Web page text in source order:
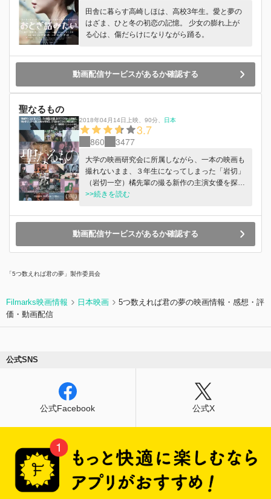
田舎に暮らす高崎しほは、高校3年生。愛と夢の
はざま、ひと冬の初恋の記憶。 少女の膨れ上が
る心は、傷だらけになりながら踊る。
動画配信サービスがあるか確認する
聖なるもの
2018年04月14日上映 90分 日本
3.7
860 3477
大学の映画研究会に所属しながら、一本の映画も
撮れないまま、３年生になってしまった「岩切」
（岩切一空）橘先輩の撮る新作の主演女優を探し
始めた彼はある日、舞先輩から４年に一度現れる
現れる、黒くて長い髪、大きな目透き通るような
白い肌を持った少女。「彼女を見た者は、衝動的
に映画を撮りたくなり、唯一彼女に選ばれ、彼女
を被写体に撮った映画は必ず大傑作になる」とい
めに脚本を書くこと。②何があっても撮影を止め
して、迎えた新歓合宿の当日。彼の目の前に、例
の「怪談少女」（南美櫻）が現れ、「僕」は思わ
る少女の物語」の撮影が開始されるが、あまりに
もシュールな設定やありえないセリフ回しなど
に、ついていけないクルーは、次々に違和感を持
れ始めるのだった・・・。
>>続きを読む
動画配信サービスがあるか確認する
「5つ数えれば君の夢」製作委員会
Filmarks映画情報 日本映画
5つ数えれば君の夢の映画情報・感想・評
価・動画配信
公式SNS
公式Facebook 公式X